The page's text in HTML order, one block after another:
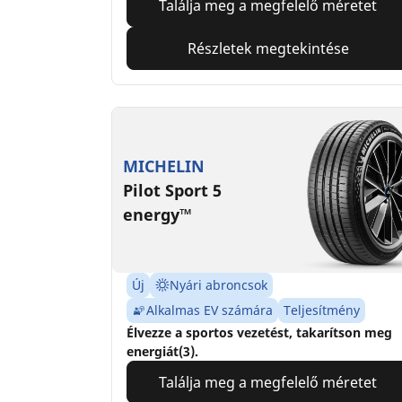
Találja meg a megfelelő méretet
Részletek megtekintése
MICHELIN
Pilot Sport 5
energy™
Új
Nyári abroncsok
Alkalmas EV számára
Teljesítmény
Élvezze a sportos vezetést, takarítson meg
energiát(3).
Találja meg a megfelelő méretet